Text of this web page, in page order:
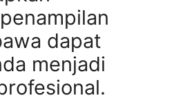
dapat
menjadi